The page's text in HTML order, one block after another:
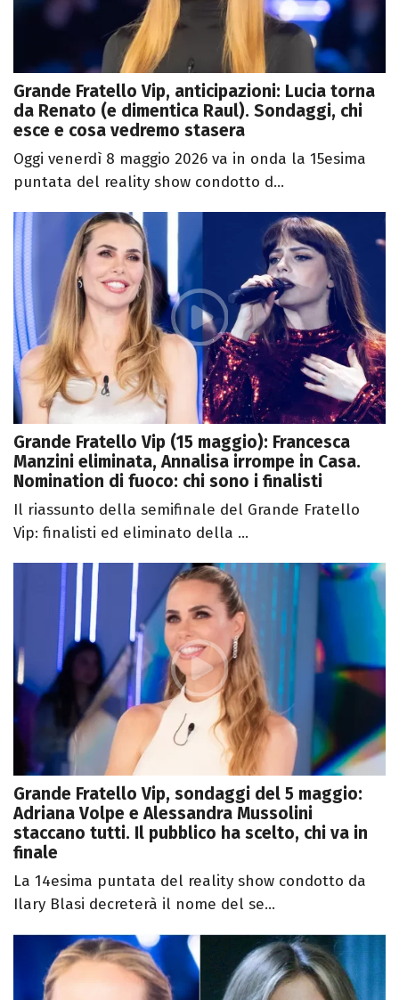
Grande Fratello Vip, anticipazioni: Lucia torna
da Renato (e dimentica Raul). Sondaggi, chi
esce e cosa vedremo stasera
Oggi venerdì 8 maggio 2026 va in onda la 15esima
puntata del reality show condotto d...
Grande Fratello Vip (15 maggio): Francesca
Manzini eliminata, Annalisa irrompe in Casa.
Nomination di fuoco: chi sono i finalisti
Il riassunto della semifinale del Grande Fratello
Vip: finalisti ed eliminato della ...
Grande Fratello Vip, sondaggi del 5 maggio:
Adriana Volpe e Alessandra Mussolini
staccano tutti. Il pubblico ha scelto, chi va in
finale
La 14esima puntata del reality show condotto da
Ilary Blasi decreterà il nome del se...